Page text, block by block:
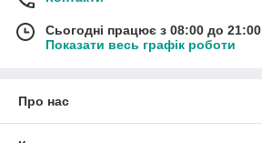
Сьогодні працює з 08:00 до 21:00
Показати весь графік роботи
Про нас